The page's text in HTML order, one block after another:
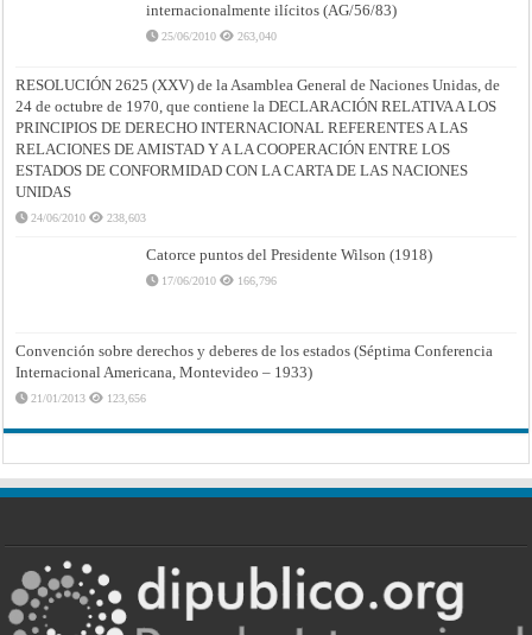
internacionalmente ilícitos (AG/56/83)
25/06/2010 263,040
RESOLUCIÓN 2625 (XXV) de la Asamblea General de Naciones Unidas, de
24 de octubre de 1970, que contiene la DECLARACIÓN RELATIVA A LOS
PRINCIPIOS DE DERECHO INTERNACIONAL REFERENTES A LAS
RELACIONES DE AMISTAD Y A LA COOPERACIÓN ENTRE LOS
ESTADOS DE CONFORMIDAD CON LA CARTA DE LAS NACIONES
UNIDAS
24/06/2010 238,603
Catorce puntos del Presidente Wilson (1918)
17/06/2010 166,796
Convención sobre derechos y deberes de los estados (Séptima Conferencia
Internacional Americana, Montevideo – 1933)
21/01/2013 123,656